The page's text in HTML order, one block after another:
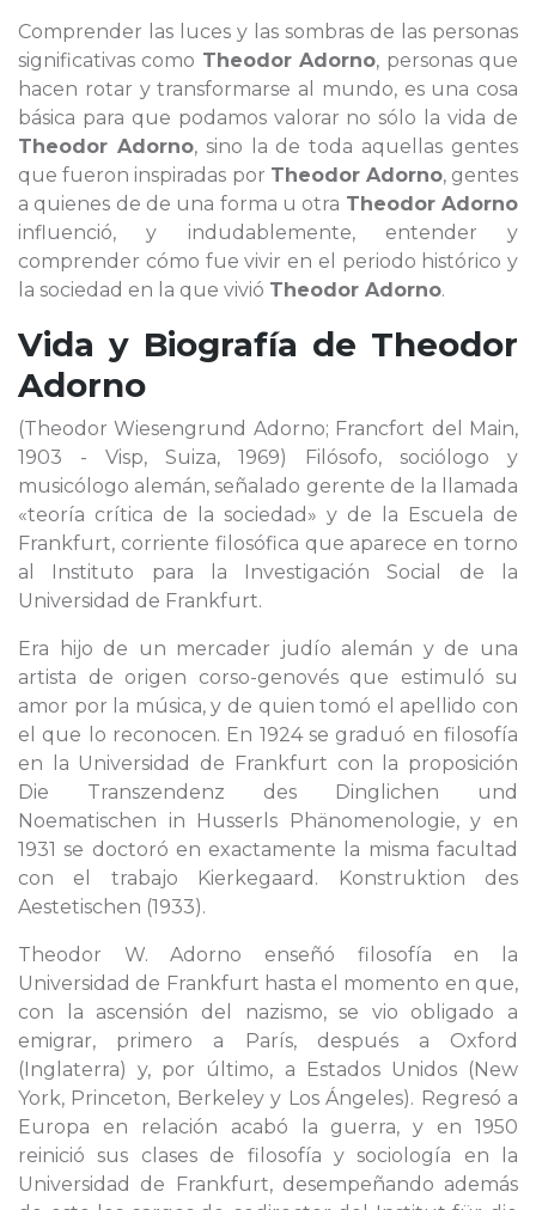
Comprender las luces y las sombras de las personas
significativas como Theodor Adorno, personas que
hacen rotar y transformarse al mundo, es una cosa
básica para que podamos valorar no sólo la vida de
Theodor Adorno, sino la de toda aquellas gentes
que fueron inspiradas por Theodor Adorno, gentes
a quienes de de una forma u otra Theodor Adorno
influenció, y indudablemente, entender y
comprender cómo fue vivir en el periodo histórico y
la sociedad en la que vivió Theodor Adorno.
Vida y Biografía de Theodor
Adorno
(Theodor Wiesengrund Adorno; Francfort del Main,
1903 - Visp, Suiza, 1969) Filósofo, sociólogo y
musicólogo alemán, señalado gerente de la llamada
«teoría crítica de la sociedad» y de la Escuela de
Frankfurt, corriente filosófica que aparece en torno
al Instituto para la Investigación Social de la
Universidad de Frankfurt.
Era hijo de un mercader judío alemán y de una
artista de origen corso-genovés que estimuló su
amor por la música, y de quien tomó el apellido con
el que lo reconocen. En 1924 se graduó en filosofía
en la Universidad de Frankfurt con la proposición
Die Transzendenz des Dinglichen und
Noematischen in Husserls Phänomenologie, y en
1931 se doctoró en exactamente la misma facultad
con el trabajo Kierkegaard. Konstruktion des
Aestetischen (1933).
Theodor W. Adorno enseñó filosofía en la
Universidad de Frankfurt hasta el momento en que,
con la ascensión del nazismo, se vio obligado a
emigrar, primero a París, después a Oxford
(Inglaterra) y, por último, a Estados Unidos (New
York, Princeton, Berkeley y Los Ángeles). Regresó a
Europa en relación acabó la guerra, y en 1950
reinició sus clases de filosofía y sociología en la
Universidad de Frankfurt, desempeñando además